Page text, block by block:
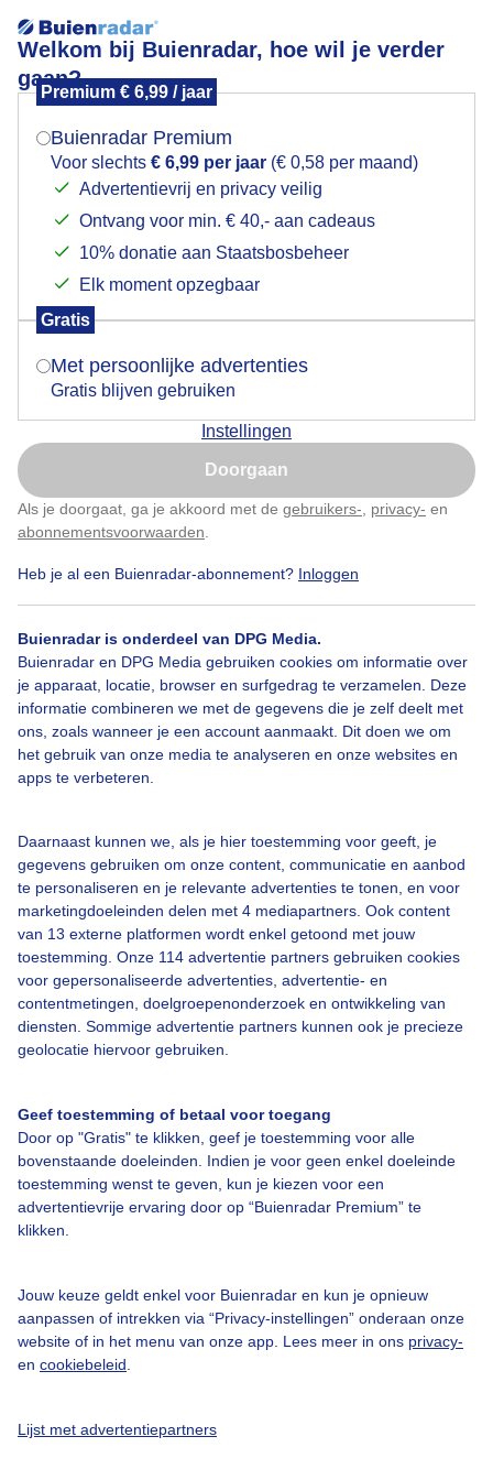
Welkom bij Buienradar, hoe wil je verder
gaan?
Premium € 6,99 / jaar
Buienradar Premium
Voor slechts € 6,99 per jaar (€ 0,58 per maand)
Advertentievrij en privacy veilig
Ontvang voor min. € 40,- aan cadeaus
10% donatie aan Staatsbosbeheer
Elk moment opzegbaar
Gratis
Met persoonlijke advertenties
Gratis blijven gebruiken
Instellingen
Doorgaan
Als je doorgaat, ga je akkoord met de gebruikers- privacy- en
abonnementsvoorwaarden
Heb je al een Buienradar-abonnement? Inloggen
Buienradar is onderdeel van DPG Media.
Buienradar en DPG Media gebruiken cookies om informatie over
je apparaat, locatie, browser en surfgedrag te verzamelen. Deze
informatie combineren we met de gegevens die je zelf deelt met
ons, zoals wanneer je een account aanmaakt. Dit doen we om
het gebruik van onze media te analyseren en onze websites en
apps te verbeteren.
Daarnaast kunnen we, als je hier toestemming voor geeft, je
gegevens gebruiken om onze content, communicatie en aanbod
te personaliseren en je relevante advertenties te tonen, en voor
marketingdoeleinden delen met 4 mediapartners. Ook content
van 13 externe platformen wordt enkel getoond met jouw
toestemming. Onze 114 advertentie partners gebruiken cookies
voor gepersonaliseerde advertenties, advertentie- en
contentmetingen, doelgroepenonderzoek en ontwikkeling van
diensten. Sommige advertentie partners kunnen ook je precieze
geolocatie hiervoor gebruiken.
Geef toestemming of betaal voor toegang
Door op "Gratis" te klikken, geef je toestemming voor alle
bovenstaande doeleinden. Indien je voor geen enkel doeleinde
toestemming wenst te geven, kun je kiezen voor een
advertentievrije ervaring door op “Buienradar Premium” te
klikken.
Jouw keuze geldt enkel voor Buienradar en kun je opnieuw
aanpassen of intrekken via “Privacy-instellingen” onderaan onze
website of in het menu van onze app. Lees meer in ons privacy-
en cookiebeleid
Lijst met advertentiepartners
Drukte aan de waterkant
Drukteaanzee Lichtesluierwolken
Zonovergotenwarmestranddag
Bekijk slideshow
Een moment geduld aub...
Over Buienradar
Bedrijfsgegevens
Toegankelijkheid
Mogen we je locatie gebruiken voor het
Indien je hier nog geen akkoord op hebt gegeven,
verschijnt er zo een pop-up uit je browser waarin
Is goed, toon de popup
Nu niet, misschien later
Klik hierom dit aan te passen